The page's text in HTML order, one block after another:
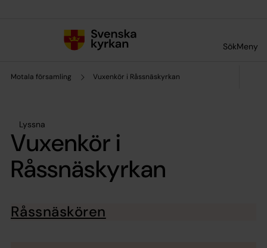
SökMeny
Motala församling Vuxenkör i Råssnäskyrkan
Lyssna
Vuxenkör i
Råssnäskyrkan
Råssnäskören